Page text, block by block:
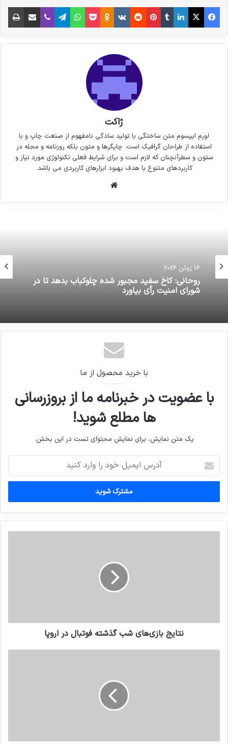
فیس بوک X لینکدین
‫تامبلر‫پین‌ترست
‫رددیت‫VKontakte
‫Odnoklassniki
پاکتواتس آپ تلگراموایبر اشتراک گذاری از طریق ایمیل
ژاکت
لورم ایپسوم متن ساختگی با تولید سادگی نامفهوم از صنعت چاپ و با
استفاده از طراحان گرافیک است. چاپگرها و متون بلکه روزنامه و مجله در
ستون و سطرآنچنان که لازم است و برای شرایط فعلی تکنولوژی مورد نیاز و
کاربردهای متنوع با هدف بهبود ابزارهای کاربردی می باشد.
16 ژوئن 2026
روحانی: کاخ سفید مجبور شده چلوکباب بدهد تا در
شورای امنیت رأی بیاورد
با خرید محصول از ما
با عضویت در خبرنامه ما از بروزرسانی
ها مطلع شوید!
یک متن نمایش، برای نمایش محتوای تست در این بخش.
ایمیل
خود
وارد
کنید
نتایج بازی‌های شب گذشته فوتبال در اروپا